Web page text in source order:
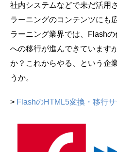
社内システムなどで未だ活用
ラーニングのコンテンツにも
ラーニング業界では、Flash
への移行が進んできています
か？これからやる、という企
うか。
> FlashのHTML5変換・移行